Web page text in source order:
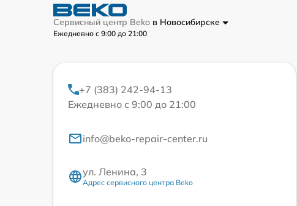
Сервисный центр Beko в Новосибирске
Ежедневно с 9:00 до 21:00
+7 (383) 242-94-13
Ежедневно с 9:00 до 21:00
info@beko-repair-center.ru
ул. Ленина, 3
Адрес сервисного центра Beko